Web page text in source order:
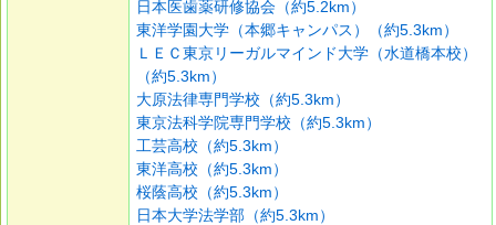
日本医歯薬研修協会（約5.2km）
東洋学園大学（本郷キャンパス）（約5.3km）
ＬＥＣ東京リーガルマインド大学（水道橋本校）
（約5.3km）
大原法律専門学校（約5.3km）
東京法科学院専門学校（約5.3km）
工芸高校（約5.3km）
東洋高校（約5.3km）
桜蔭高校（約5.3km）
日本大学法学部（約5.3km）